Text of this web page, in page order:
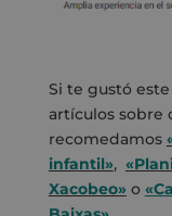
Si te gustó
artículos sobre
recomedamos
infantil»,
Xacobeo»o